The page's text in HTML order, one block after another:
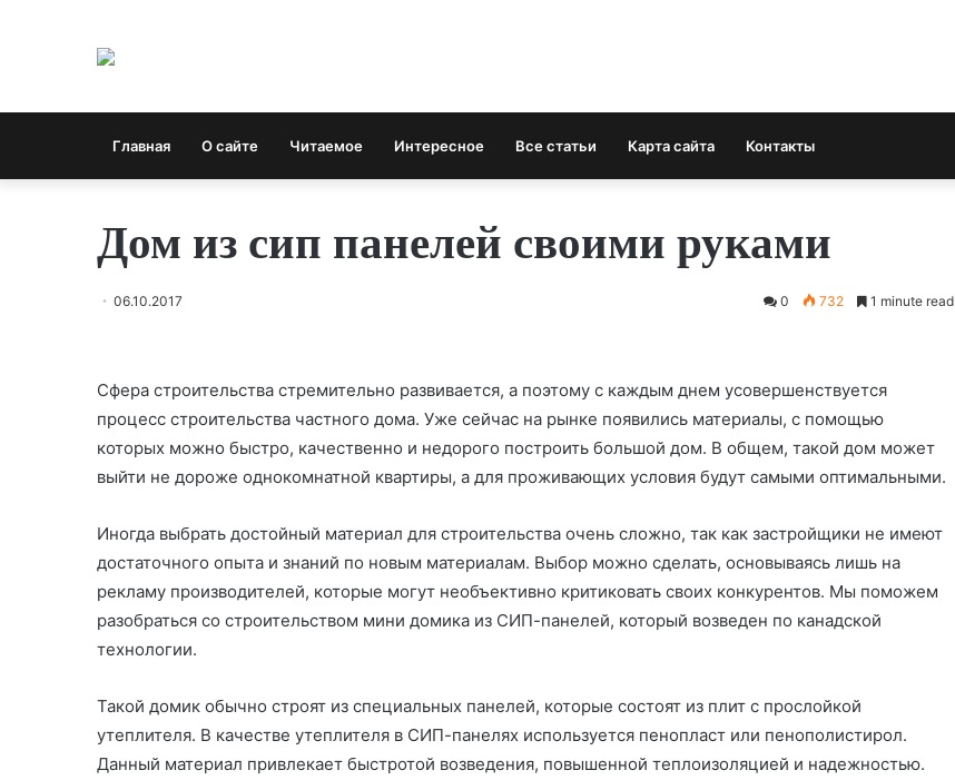
Главная О сайте Читаемое Интересное Все статьи Карта сайта Контакты
Дом из сип панелей своими руками
06.10.2017 0 732 1 minute read
Сфера строительства стремительно развивается, а поэтому с каждым днем усовершенствуется
процесс строительства частного дома. Уже сейчас на рынке появились материалы, с помощью
которых можно быстро, качественно и недорого построить большой дом. В общем, такой дом может
выйти не дороже однокомнатной квартиры, а для проживающих условия будут самыми оптимальными.
Иногда выбрать достойный материал для строительства очень сложно, так как застройщики не имеют
достаточного опыта и знаний по новым материалам. Выбор можно сделать, основываясь лишь на
рекламу производителей, которые могут необъективно критиковать своих конкурентов. Мы поможем
разобраться со строительством мини домика из СИП-панелей, который возведен по канадской
технологии.
Такой домик обычно строят из специальных панелей, которые состоят из плит с прослойкой
утеплителя. В качестве утеплителя в СИП-панелях используется пенопласт или пенополистирол.
Данный материал привлекает быстротой возведения, повышенной теплоизоляцией и надежностью.